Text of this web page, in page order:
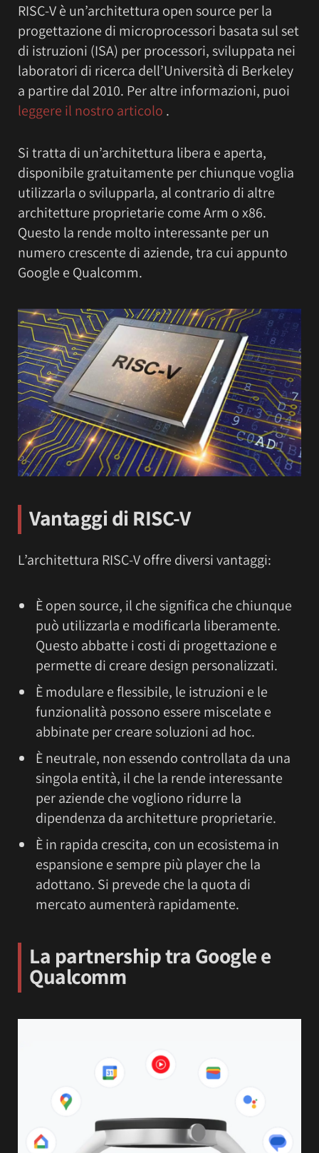
RISC-V è un’architettura open source per la
progettazione di microprocessori basata sul set
di istruzioni (ISA) per processori, sviluppata nei
laboratori di ricerca dell’Università di Berkeley
a partire dal 2010. Per altre informazioni, puoi
leggere il nostro articolo .
Si tratta di un’architettura libera e aperta,
disponibile gratuitamente per chiunque voglia
utilizzarla o svilupparla, al contrario di altre
architetture proprietarie come Arm o x86.
Questo la rende molto interessante per un
numero crescente di aziende, tra cui appunto
Google e Qualcomm.
Vantaggi di RISC-V
L’architettura RISC-V offre diversi vantaggi:
È open source, il che significa che chiunque
può utilizzarla e modificarla liberamente.
Questo abbatte i costi di progettazione e
permette di creare design personalizzati.
È modulare e flessibile, le istruzioni e le
funzionalità possono essere miscelate e
abbinate per creare soluzioni ad hoc.
È neutrale, non essendo controllata da una
singola entità, il che la rende interessante
per aziende che vogliono ridurre la
dipendenza da architetture proprietarie.
È in rapida crescita, con un ecosistema in
espansione e sempre più player che la
adottano. Si prevede che la quota di
mercato aumenterà rapidamente.
La partnership tra Google e
Qualcomm